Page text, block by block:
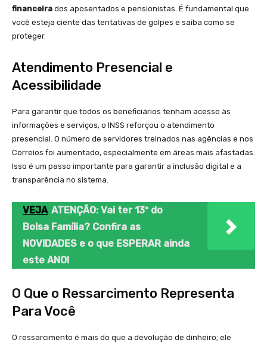
financeira dos aposentados e pensionistas. É fundamental que
você esteja ciente das tentativas de golpes e saiba como se
proteger.
Atendimento Presencial e
Acessibilidade
Para garantir que todos os beneficiários tenham acesso às
informações e serviços, o INSS reforçou o atendimento
presencial. O número de servidores treinados nas agências e nos
Correios foi aumentado, especialmente em áreas mais afastadas.
Isso é um passo importante para garantir a inclusão digital e a
transparência no sistema.
VEJA ATENÇÃO: Vai ter 13º do
Bolsa Família? Confira as
NOVIDADES e o que ESPERAR ainda
este ANO!
O Que o Ressarcimento Representa
Para Você
O ressarcimento é mais do que a devolução de dinheiro; ele